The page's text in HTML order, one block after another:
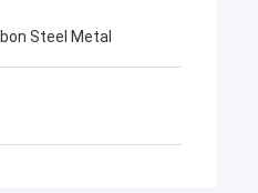
Steel Metal